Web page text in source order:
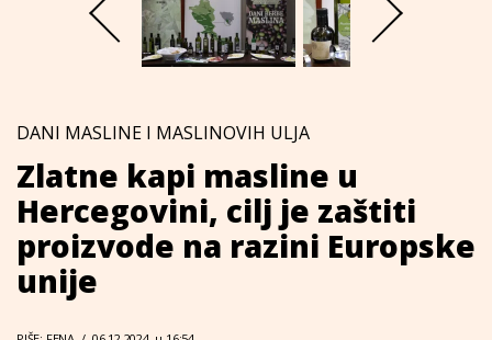
DANI MASLINE I MASLINOVIH ULJA
Zlatne kapi masline u
Hercegovini, cilj je zaštiti
proizvode na razini Europske
unije